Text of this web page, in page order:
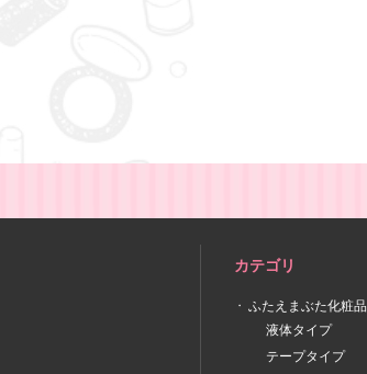
カテゴリ
ふたえまぶた化粧品
液体タイプ
テープタイプ